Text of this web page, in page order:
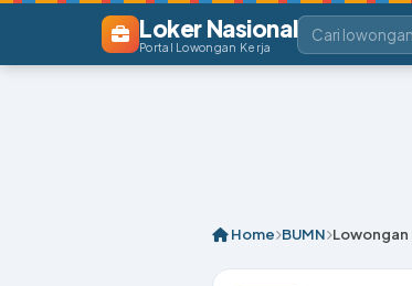
Loker Nasional
Portal Lowongan Kerja
Home BUMN Lowongan